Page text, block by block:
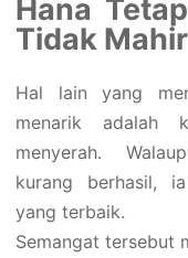
Hana
Tidak Mahir
Hal lain yang
menarik adalah
menyerah.
kurang berhasil,
yang terbaik.
Semangat tersebut